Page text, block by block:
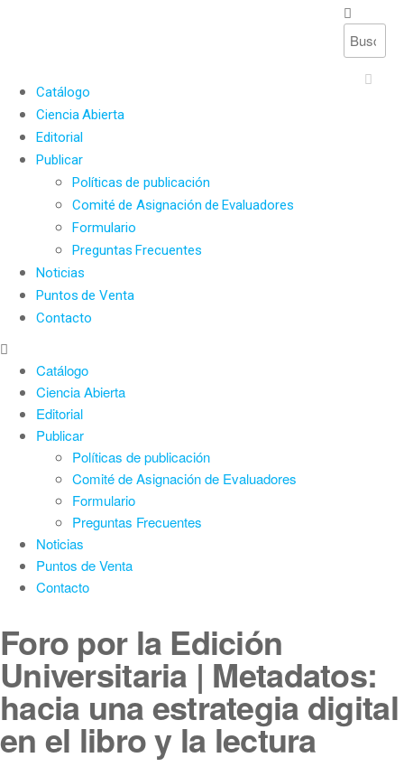
Catálogo
Ciencia Abierta
Editorial
Publicar
Políticas de publicación
Comité de Asignación de Evaluadores
Formulario
Preguntas Frecuentes
Noticias
Puntos de Venta
Contacto
Catálogo
Ciencia Abierta
Editorial
Publicar
Políticas de publicación
Comité de Asignación de Evaluadores
Formulario
Preguntas Frecuentes
Noticias
Puntos de Venta
Contacto
Foro por la Edición
Universitaria | Metadatos:
hacia una estrategia digital
en el libro y la lectura